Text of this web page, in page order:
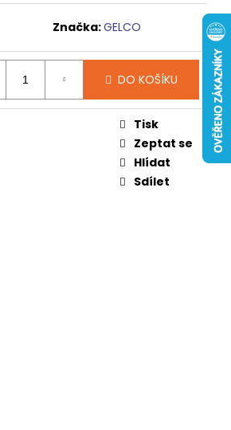
Značka:GELCO
DO KOŠÍKU
Tisk
Zeptat se
Hlídat
Sdílet